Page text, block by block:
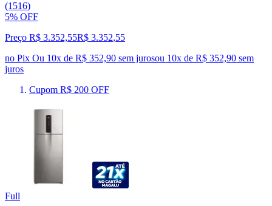
(1516)
5% OFF
Preço R$ 3.352,55R$ 3.352,55
no Pix Ou 10x de R$ 352,90 sem jurosou 10x de R$ 352,90 sem
juros
Cupom R$ 200 OFF
Full